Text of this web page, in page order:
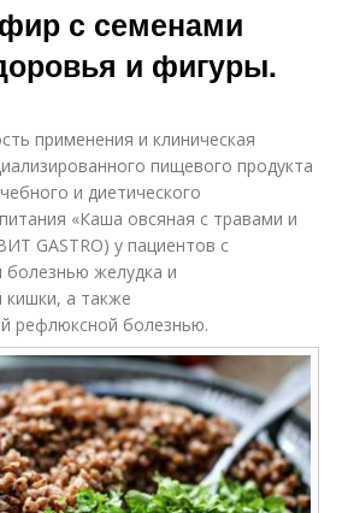
с семенами
и фигуры.
применения и клиническая
пищевого продукта
и диетического
«Каша овсяная с травами и
GASTRO) у пациентов с
болезнью желудка и
кишки, а также
рефлюксной болезнью.